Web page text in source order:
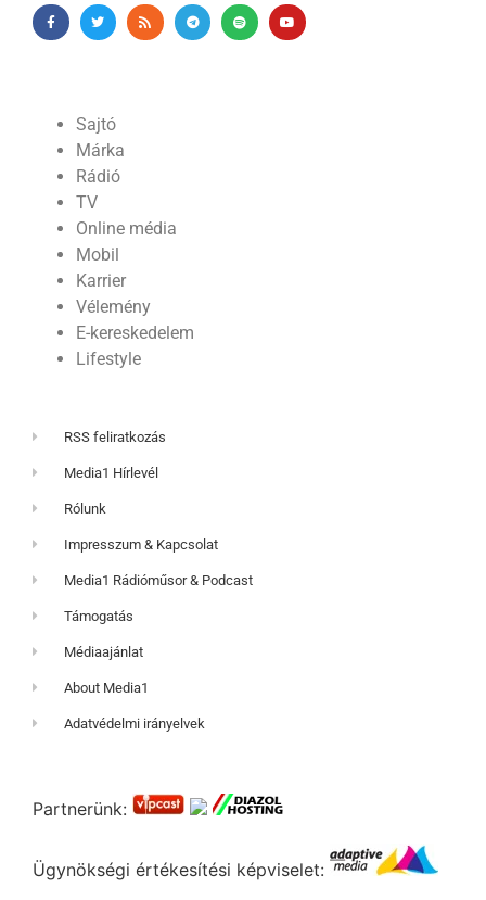
Sajtó
Márka
Rádió
TV
Online média
Mobil
Karrier
Vélemény
E-kereskedelem
Lifestyle
RSS feliratkozás
Media1 Hírlevél
Rólunk
Impresszum & Kapcsolat
Media1 Rádióműsor & Podcast
Támogatás
Médiaajánlat
About Media1
Adatvédelmi irányelvek
Partnerünk:
Ügynökségi értékesítési képviselet: